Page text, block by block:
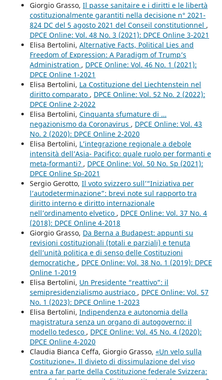
Giorgio Grasso, Il passe sanitaire e i diritti e le libertà
costituzionalmente garantiti nella decisione n° 2021-
824 DC del 5 agosto 2021 del Conseil constitutionnel ,
DPCE Online: Vol. 48 No. 3 (2021): DPCE Online 3-2021
Elisa Bertolini, Alternative Facts, Political Lies and
Freedom of Expression: A Paradigm of Trump’s
Administration , DPCE Online: Vol. 46 No. 1 (2021):
DPCE Online 1-2021
Elisa Bertolini, La Costituzione del Liechtenstein nel
diritto comparato , DPCE Online: Vol. 52 No. 2 (2022):
DPCE Online 2-2022
Elisa Bertolini, Cinquanta sfumature di …
negazionismo da Coronavirus , DPCE Online: Vol. 43
No. 2 (2020): DPCE Online 2-2020
Elisa Bertolini, L’integrazione regionale a debole
intensità dell’Asia- Pacifico: quale ruolo per formanti e
meta-formanti? , DPCE Online: Vol. 50 No. Sp (2021):
DPCE Online Sp-2021
Sergio Gerotto, Il voto svizzero sull’“Iniziativa per
l’autodeterminazione”: brevi note sul rapporto tra
diritto interno e diritto internazionale
nell’ordinamento elvetico , DPCE Online: Vol. 37 No. 4
(2018): DPCE Online 4-2018
Giorgio Grasso, Da Berna a Budapest: appunti su
revisioni costituzionali (totali e parziali) e tenuta
dell’unità politica e di senso delle Costituzioni
democratiche , DPCE Online: Vol. 38 No. 1 (2019): DPCE
Online 1-2019
Elisa Bertolini, Un Presidente “reattivo”: il
semipresidenzialismo austriaco , DPCE Online: Vol. 57
No. 1 (2023): DPCE Online 1-2023
Elisa Bertolini, Indipendenza e autonomia della
magistratura senza un organo di autogoverno: il
modello tedesco , DPCE Online: Vol. 45 No. 4 (2020):
DPCE Online 4-2020
Claudia Bianca Ceffa, Giorgio Grasso, «Un velo sulla
Costituzione». Il divieto di dissimulazione del viso
entra a far parte della Costituzione federale Svizzera: